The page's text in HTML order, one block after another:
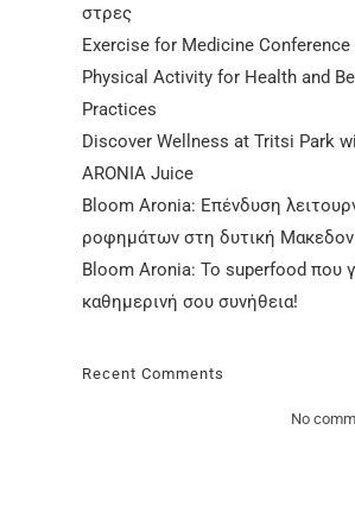
στρες
Exercise for Medicine Conference
Physical Activity for Health and
Practices
Discover Wellness at Tritsi Park
ARONIA Juice
Bloom Aronia: Επένδυση
ροφημάτων στη δυτική
Bloom Aronia: Το superfood που
καθημερινή σου συνήθεια!
Recent Comments
No